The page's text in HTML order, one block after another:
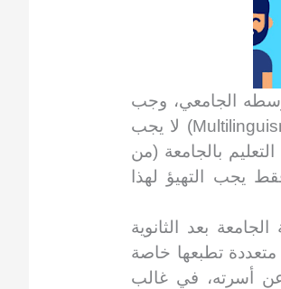
الجامعي، وجب
لا يجب
بالجامعة (من
يجب التهيؤ لهذا
بعد الثانوية
متعددة تطبعها خاصة
عن أسرته، في غالب